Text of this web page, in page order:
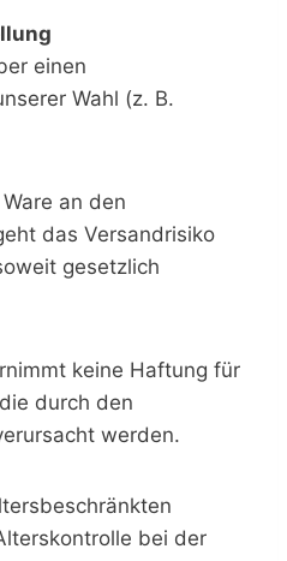
einen
Wahl (z. B.
an den
das Versandrisiko
gesetzlich
keine Haftung für
durch den
werden.
bei der